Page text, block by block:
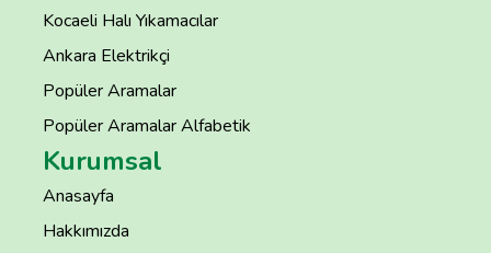
Kocaeli Halı Yıkamacılar
Ankara Elektrikçi
Popüler Aramalar
Popüler Aramalar Alfabetik
Kurumsal
Anasayfa
Hakkımızda